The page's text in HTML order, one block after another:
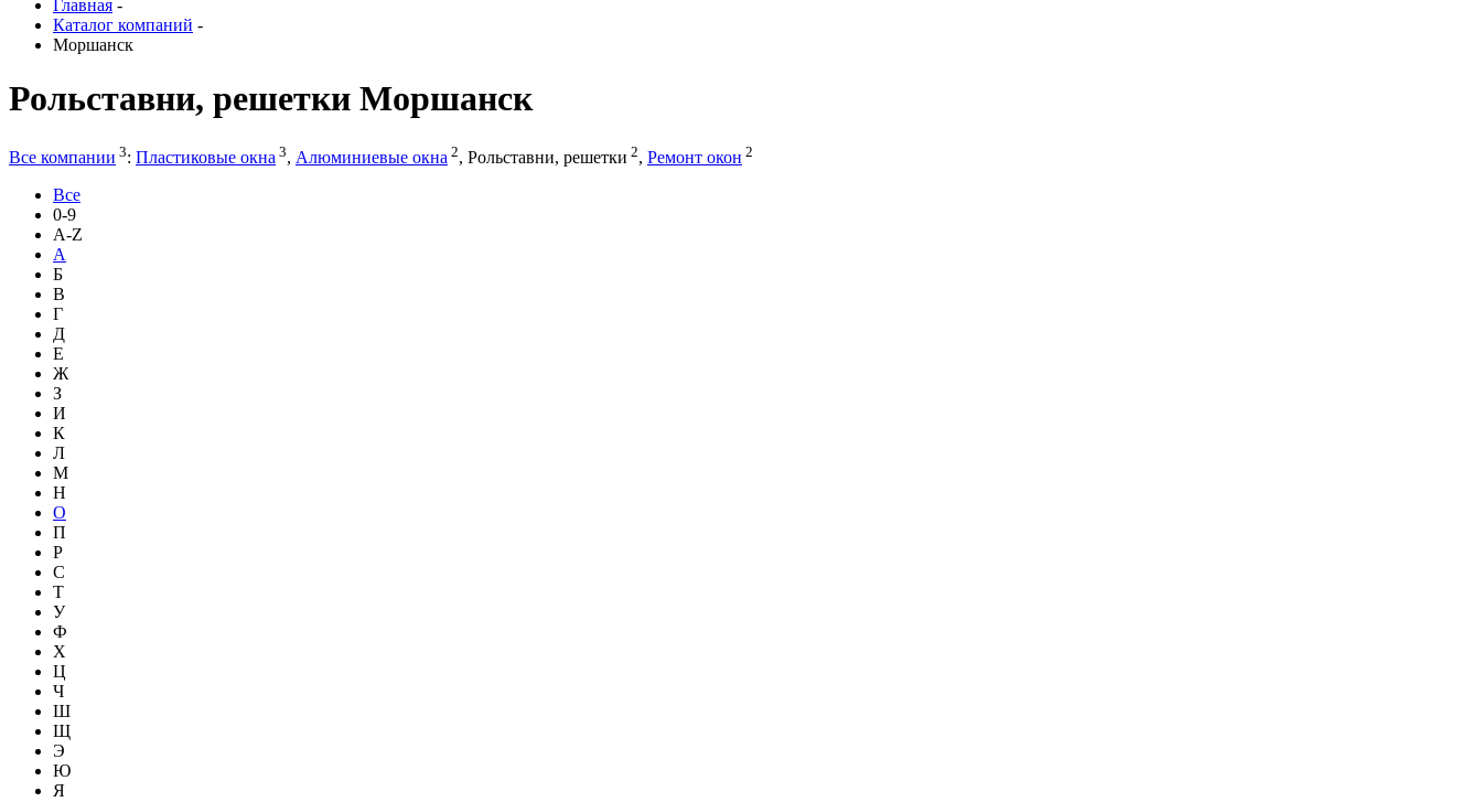
Главная -
Каталог компаний -
Моршанск
Рольставни, решетки Моршанск
Все компании 3: Пластиковые окна 3, Алюминиевые окна 2, Рольставни, решетки 2, Ремонт окон 2
Все
0-9
A-Z
А
Б
В
Г
Д
Е
Ж
З
И
К
Л
М
Н
О
П
Р
С
Т
У
Ф
Х
Ц
Ч
Ш
Щ
Э
Ю
Я